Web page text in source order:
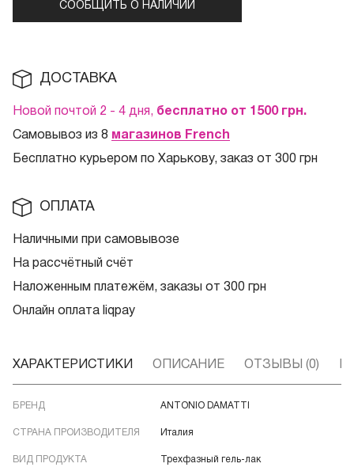
СООБЩИТЬ О НАЛИЧИИ
ДОСТАВКА
Новой почтой 2 - 4 дня, бесплатно от 1500 грн.
Самовывоз из 8 магазинов French
Бесплатно курьером по Харькову, заказ от 300 грн
ОПЛАТА
Наличными при самовывозе
На рассчётный счёт
Наложенным платежём, заказы от 300 грн
Онлайн оплата liqpay
ХАРАКТЕРИСТИКИ ОПИСАНИЕ ОТЗЫВЫ (0)
БРЕНД ANTONIO DAMATTI
СТРАНА ПРОИЗВОДИТЕЛЯ Италия
ВИД ПРОДУКТА Трехфазный гель-лак